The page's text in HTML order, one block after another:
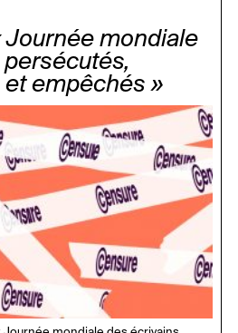
Journée mondiale
empêchés »